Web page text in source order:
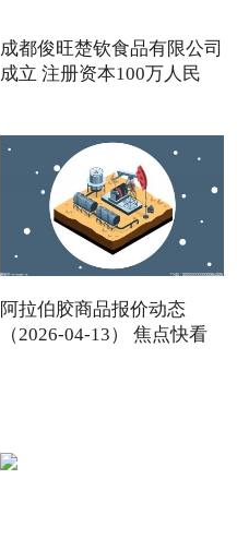
成都俊旺楚钦食品有限公司
成立 注册资本100万人民
阿拉伯胶商品报价动态
（2026-04-13） 焦点快看